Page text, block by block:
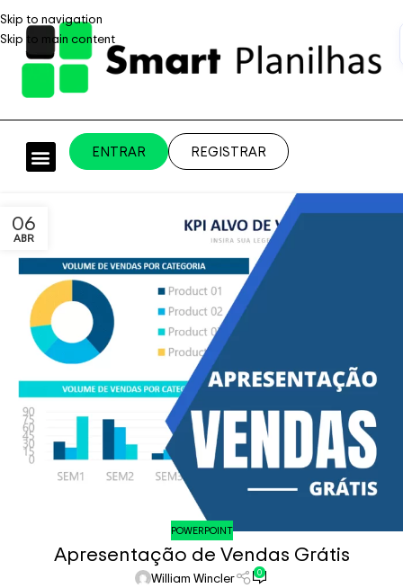
Skip to navigation
Skip to main content
ENTRAR REGISTRAR
06
ABR
POWERPOINT
Apresentação de Vendas Grátis
William Wincler 0